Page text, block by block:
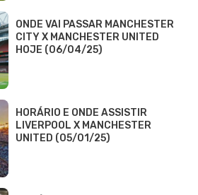
ONDE VAI PASSAR MANCHESTER
CITY X MANCHESTER UNITED
HOJE (06/04/25)
HORÁRIO E ONDE ASSISTIR
LIVERPOOL X MANCHESTER
UNITED (05/01/25)